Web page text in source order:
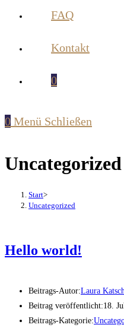
FAQ
Kontakt
0
0 Menü Schließen
Uncategorized
Start>
Uncategorized
Hello world!
Beitrags-Autor:Laura
Beitrag veröffentlicht:18.
Beitrags-Kategorie: